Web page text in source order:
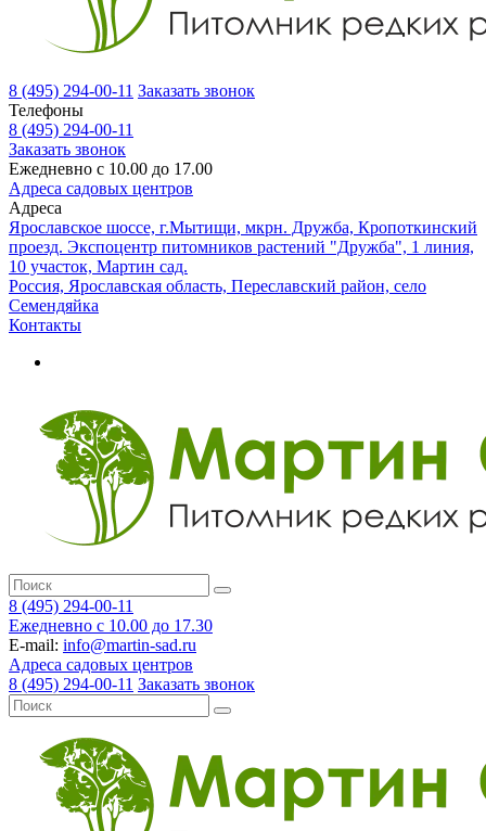
8 (495) 294-00-11 Заказать звонок
Телефоны
8 (495) 294-00-11
Заказать звонок
Ежедневно с 10.00 до 17.00
Адреса садовых центров
Адреса
Ярославское шоссе, г.Мытищи, мкрн. Дружба, Кропоткинский
проезд. Экспоцентр питомников растений "Дружба", 1 линия,
10 участок, Мартин сад.
Россия, Ярославская область, Переславский район, село
Семендяйка
Контакты
8 (495) 294-00-11
Ежедневно с 10.00 до 17.30
E-mail: info@martin-sad.ru
Адреса садовых центров
8 (495) 294-00-11 Заказать звонок